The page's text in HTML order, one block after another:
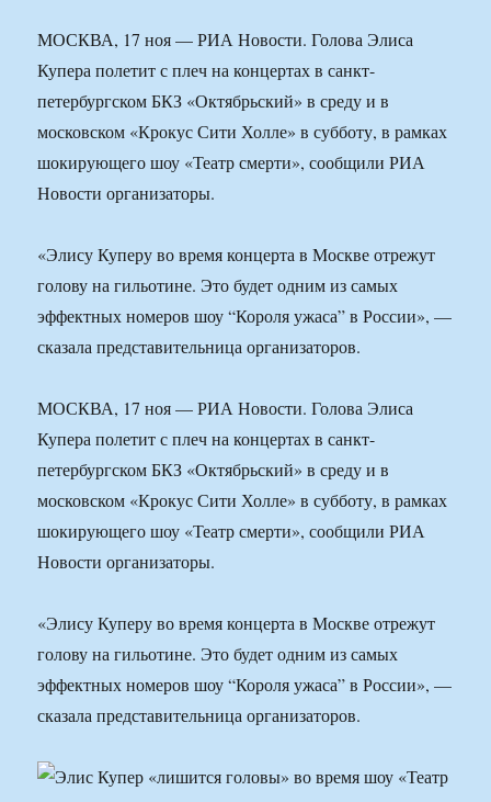
МОСКВА, 17 ноя — РИА Новости. Голова Элиса
Купера полетит с плеч на концертах в санкт-
петербургском БКЗ «Октябрьский» в среду и в
московском «Крокус Сити Холле» в субботу, в рамках
шокирующего шоу «Театр смерти», сообщили РИА
Новости организаторы.
«Элису Куперу во время концерта в Москве отрежут
голову на гильотине. Это будет одним из самых
эффектных номеров шоу “Короля ужаса” в России», —
сказала представительница организаторов.
МОСКВА, 17 ноя — РИА Новости. Голова Элиса
Купера полетит с плеч на концертах в санкт-
петербургском БКЗ «Октябрьский» в среду и в
московском «Крокус Сити Холле» в субботу, в рамках
шокирующего шоу «Театр смерти», сообщили РИА
Новости организаторы.
«Элису Куперу во время концерта в Москве отрежут
голову на гильотине. Это будет одним из самых
эффектных номеров шоу “Короля ужаса” в России», —
сказала представительница организаторов.